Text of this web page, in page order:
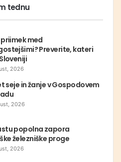
tednu
med
Preverite, kateri
2026
seje in žanje v Gospodovem
2026
popolna zapora
železniške proge
2026